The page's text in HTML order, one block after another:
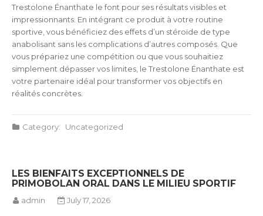
Trestolone Énanthate le font pour ses résultats visibles et
impressionnants. En intégrant ce produit à votre routine
sportive, vous bénéficiez des effets d’un stéroïde de type
anabolisant sans les complications d’autres composés. Que
vous prépariez une compétition ou que vous souhaitiez
simplement dépasser vos limites, le Trestolone Énanthate est
votre partenaire idéal pour transformer vos objectifs en
réalités concrètes.
Category: Uncategorized
LES BIENFAITS EXCEPTIONNELS DE
PRIMOBOLAN ORAL DANS LE MILIEU SPORTIF
admin July 17, 2026